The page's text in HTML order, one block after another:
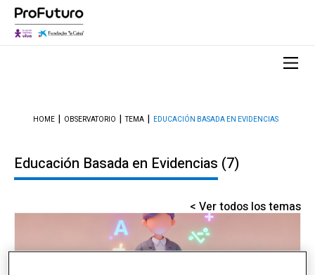
HOME OBSERVATORIO TEMA EDUCACIÓN BASADA EN EVIDENCIAS
Educación Basada en Evidencias (7)
< Ver todos los temas